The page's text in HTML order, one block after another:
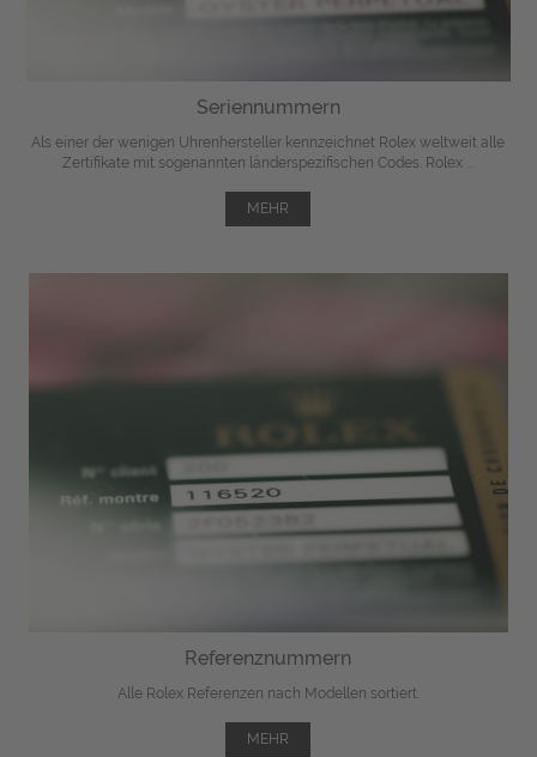
Seriennummern
Als einer der wenigen Uhrenhersteller kennzeichnet Rolex weltweit alle
Zertifikate mit sogenannten länderspezifischen Codes. Rolex ...
MEHR
Referenznummern
Alle Rolex Referenzen nach Modellen sortiert.
MEHR